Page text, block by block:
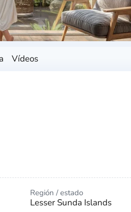
Vídeos
Región / estado
Lesser Sunda Islands